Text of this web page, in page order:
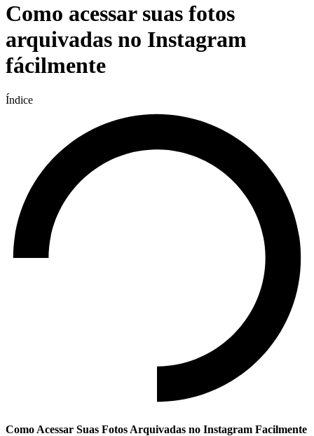
Como acessar suas fotos
arquivadas no Instagram
fácilmente
Índice
Como Acessar Suas Fotos Arquivadas⁣ no⁤ Instagram Facilmente